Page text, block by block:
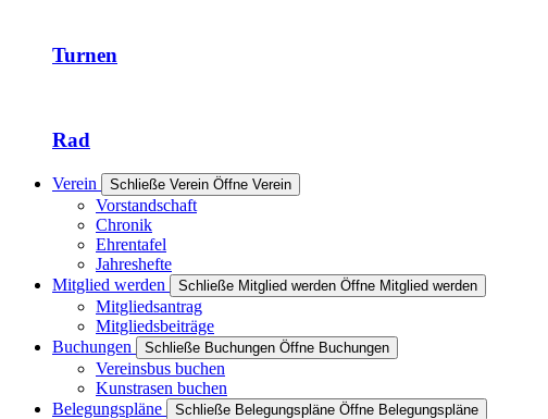
Turnen
Rad
Verein Schließe Verein Öffne Verein
Vorstandschaft
Chronik
Ehrentafel
Jahreshefte
Mitglied werden
Schließe Mitglied werden Öffne Mitglied werden
Mitgliedsantrag
Mitgliedsbeiträge
Buchungen
Schließe Buchungen Öffne Buchungen
Vereinsbus buchen
Kunstrasen buchen
Belegungspläne
Schließe Belegungspläne Öffne Belegungspläne